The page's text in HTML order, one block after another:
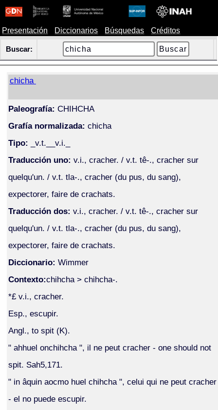
Presentación Diccionarios Búsquedas Créditos
Buscar:
chicha
Paleografía: CHIHCHA
Grafía normalizada: chicha
Tipo: _v.t.__v.i._
Traducción uno: v.i., cracher. / v.t. tê-., cracher sur
quelqu'un. / v.t. tla-., cracher (du pus, du sang),
expectorer, faire de crachats.
Traducción dos: v.i., cracher. / v.t. tê-., cracher sur
quelqu'un. / v.t. tla-., cracher (du pus, du sang),
expectorer, faire de crachats.
Diccionario: Wimmer
Contexto:chihcha > chihcha-.
*£ v.i., cracher.
Esp., escupir.
Angl., to spit (K).
" ahhuel onchihcha ", il ne peut cracher - one should not
spit. Sah5,171.
" in âquin aocmo huel chihcha ", celui qui ne peut cracher
- el no puede escupir.